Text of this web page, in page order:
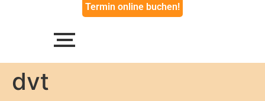
Termin online buchen!
dvt